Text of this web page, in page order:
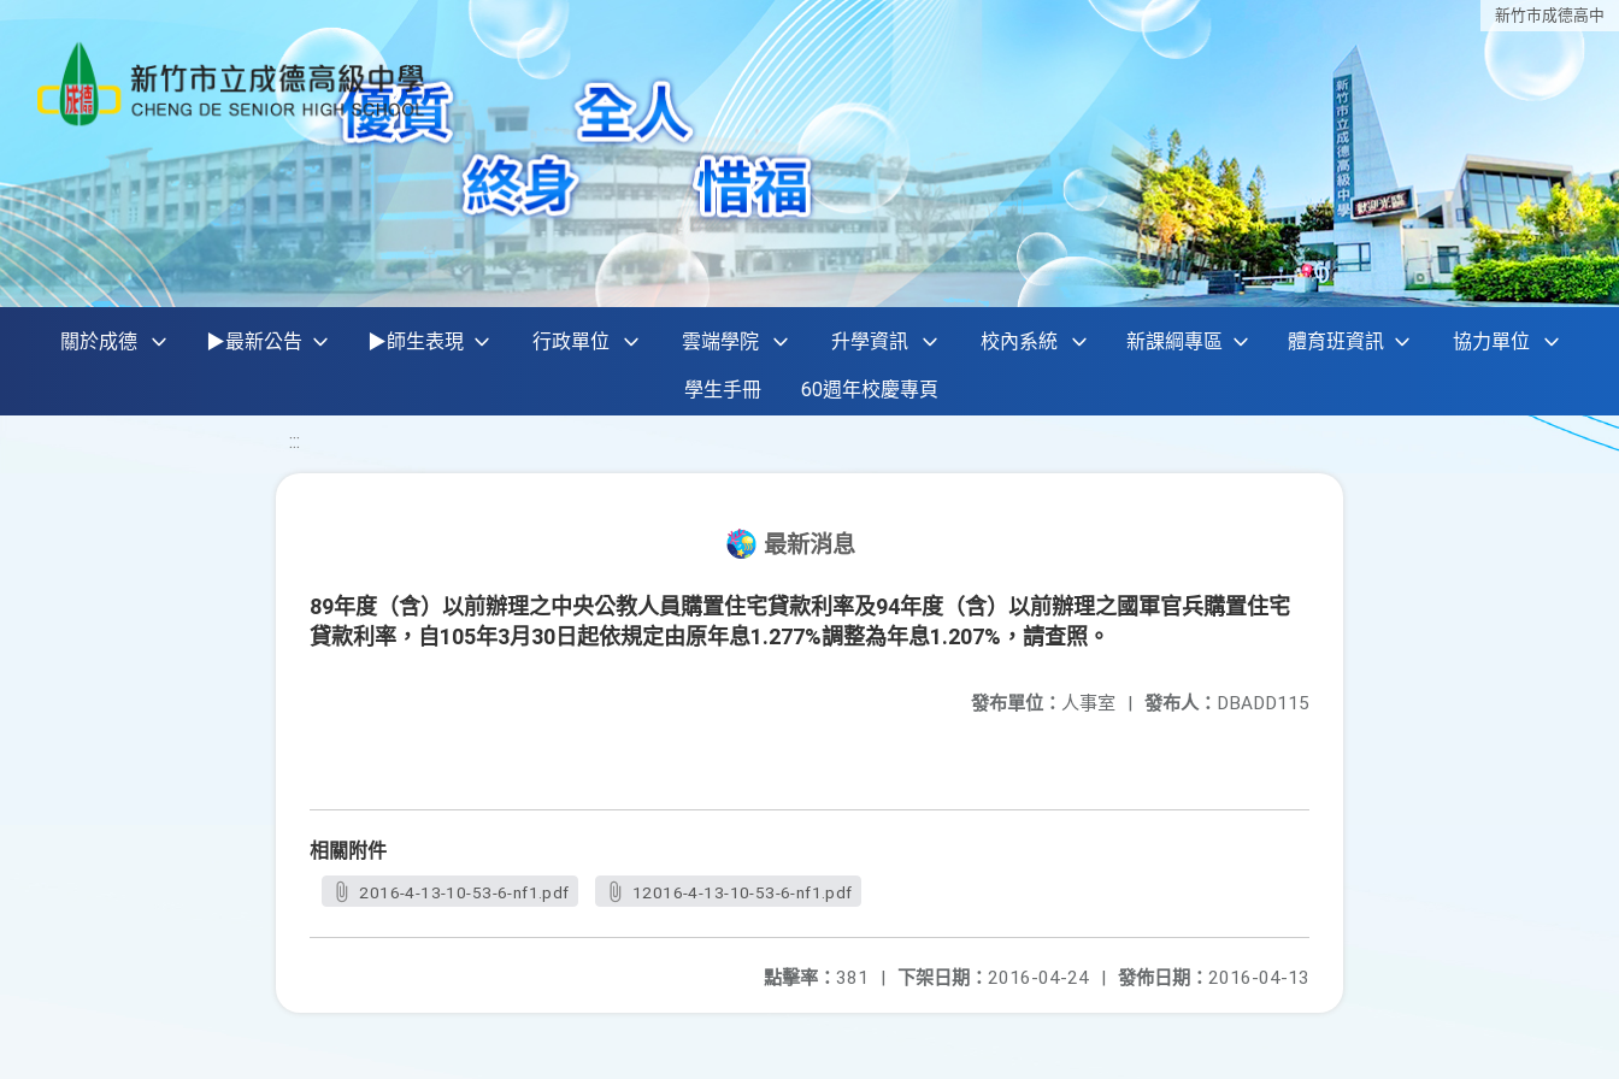
新竹巿成德高中
關於成德 ▶最新公告 ▶師生表現 行政單位 雲端學院 升學資訊 校內系統 新課綱專區 體育班資訊 協力單位
學生手冊 60週年校慶專頁
:::
最新消息
89年度（含）以前辦理之中央公教人員購置住宅貸款利率及94年度（含）以前辦理之國軍官兵購置住宅
貸款利率，自105年3月30日起依規定由原年息1.277%調整為年息1.207%，請查照。
發布人： DBADD115
發布單位： 人事室 |
相關附件
2016-4-13-10-53-6-nf1.pdf 12016-4-13-10-53-6-nf1.pdf
發佈日期： 2016-04-13
下架日期： 2016-04-24 |
點擊率： 381 |